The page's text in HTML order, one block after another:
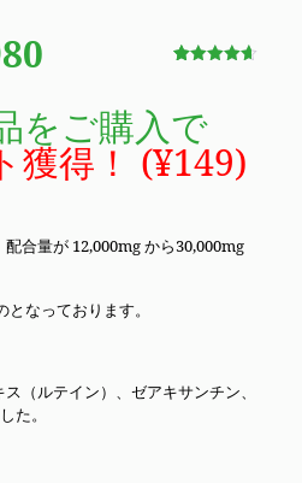
価のうち、
4.63
の
価
格
は
¥4,980
で
をご購入で
獲得！ (¥149)
合量が 12,000mg から30,000mg
なっております。
（ルテイン）、 ゼアキサンチン
た。